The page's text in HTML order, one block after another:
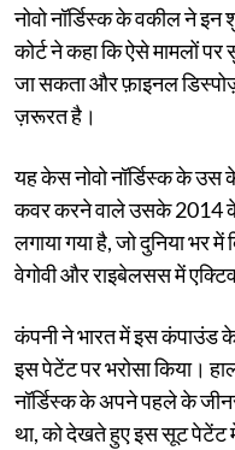
नोवो नॉर्डिस्क के वकील ने
कोर्ट ने कहा कि ऐसे मामलों
जा सकता और फ़ाइनल
ज़रूरत है।
यह केस नोवो नॉर्डिस्क के
कवर करने वाले उसके 2014
लगाया गया है, जो दुनिया भर
वेगोवी और राइबेलसस में
कंपनी ने भारत में इस कंपाउंड
इस पेटेंट पर भरोसा किया।
नॉर्डिस्क के अपने पहले के
था, को देखते हुए इस सूट पेटेंट